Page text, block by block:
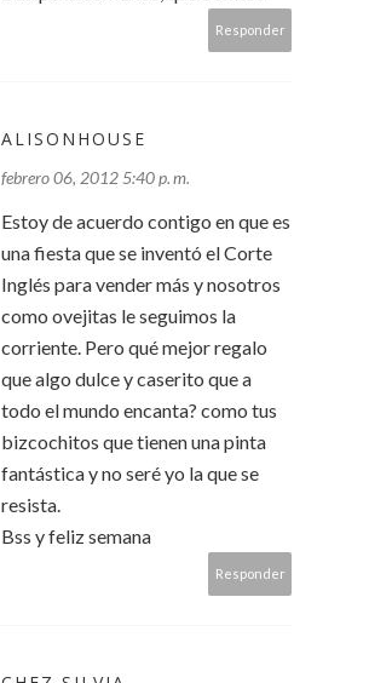
Responder
ALISONHOUSE
febrero 06, 2012 5:40 p. m.
Estoy de acuerdo contigo en que es
una fiesta que se inventó el Corte
Inglés para vender más y nosotros
como ovejitas le seguimos la
corriente. Pero qué mejor regalo
que algo dulce y caserito que a
todo el mundo encanta? como tus
bizcochitos que tienen una pinta
fantástica y no seré yo la que se
resista.
Bss y feliz semana
Responder